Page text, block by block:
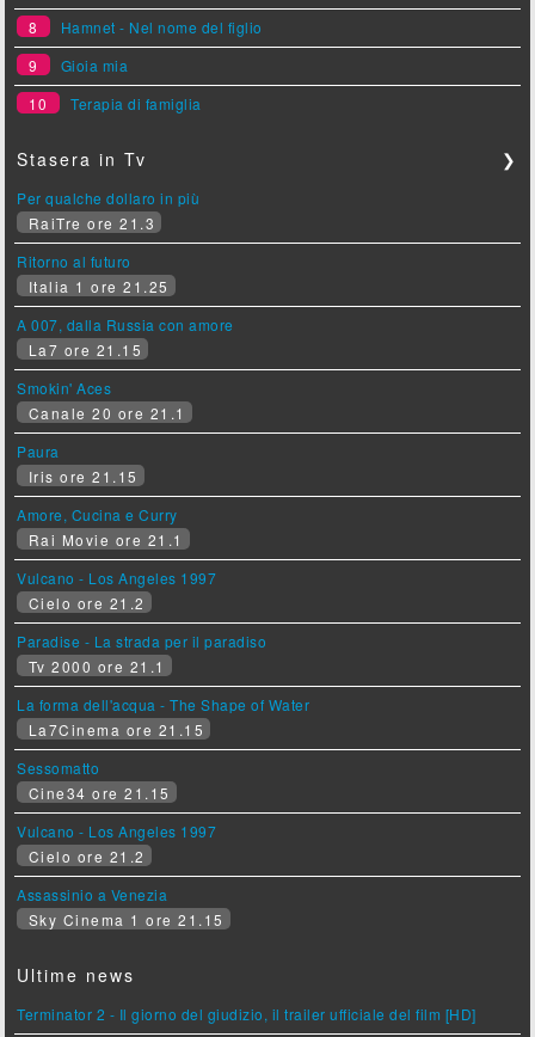
8
Hamnet - Nel nome del figlio
9
Gioia mia
10
Terapia di famiglia
Stasera in Tv ❯
Per qualche dollaro in più
RaiTre ore 21.3
Ritorno al futuro
Italia 1 ore 21.25
A 007, dalla Russia con amore
La7 ore 21.15
Smokin' Aces
Canale 20 ore 21.1
Paura
Iris ore 21.15
Amore, Cucina e Curry
Rai Movie ore 21.1
Vulcano - Los Angeles 1997
Cielo ore 21.2
Paradise - La strada per il paradiso
Tv 2000 ore 21.1
La forma dell'acqua - The Shape of Water
La7Cinema ore 21.15
Sessomatto
Cine34 ore 21.15
Vulcano - Los Angeles 1997
Cielo ore 21.2
Assassinio a Venezia
Sky Cinema 1 ore 21.15
Ultime news
Terminator 2 - Il giorno del giudizio, il trailer ufficiale del film [HD]